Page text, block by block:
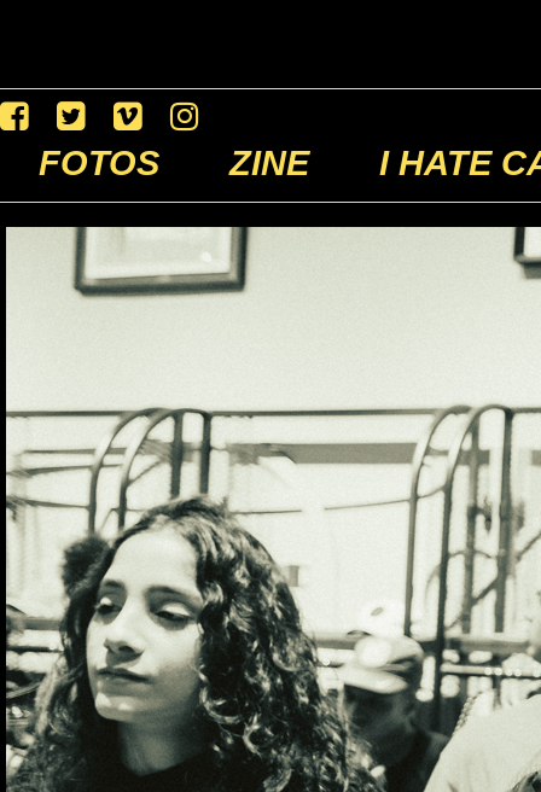
FOTOS ZINE I HATE